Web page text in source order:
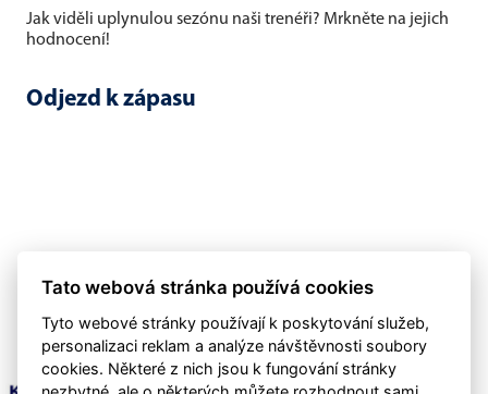
Jak viděli uplynulou sezónu naši trenéři? Mrkněte na jejich
hodnocení!
Odjezd k zápasu
Tato webová stránka používá cookies
Tyto webové stránky používají k poskytování služeb,
personalizaci reklam a analýze návštěvnosti soubory
cookies. Některé z nich jsou k fungování stránky